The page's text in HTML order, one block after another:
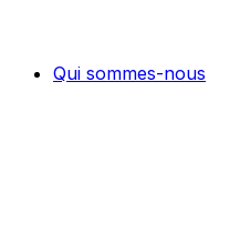
Qui sommes-nous